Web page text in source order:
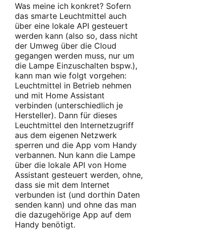
Was meine ich konkret? Sofern
das smarte Leuchtmittel auch
über eine lokale API gesteuert
werden kann (also so, dass nicht
der Umweg über die Cloud
gegangen werden muss, nur um
die Lampe Einzuschalten bspw.),
kann man wie folgt vorgehen:
Leuchtmittel in Betrieb nehmen
und mit Home Assistant
verbinden (unterschiedlich je
Hersteller). Dann für dieses
Leuchtmittel den Internetzugriff
aus dem eigenen Netzwerk
sperren und die App vom Handy
verbannen. Nun kann die Lampe
über die lokale API von Home
Assistant gesteuert werden, ohne,
dass sie mit dem Internet
verbunden ist (und dorthin Daten
senden kann) und ohne das man
die dazugehörige App auf dem
Handy benötigt.